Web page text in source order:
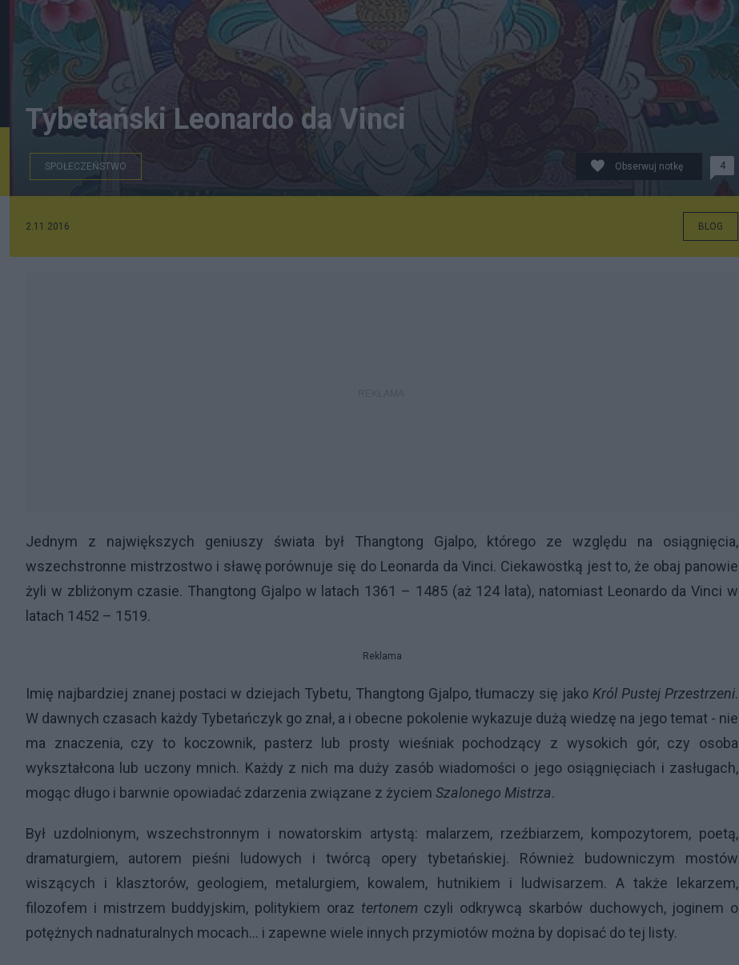
Tybetański Leonardo da Vinci
SPOŁECZEŃSTWO Obserwuj notkę 4
2.11.2016 BLOG
Jednym z największych geniuszy świata był Thangtong Gjalpo, którego ze względu na osiągnięcia,
wszechstronne mistrzostwo i sławę porównuje się do Leonarda da Vinci. Ciekawostką jest to, że obaj panowie
żyli w zbliżonym czasie. Thangtong Gjalpo w latach 1361 – 1485 (aż 124 lata), natomiast Leonardo da Vinci w
latach 1452 – 1519.
Reklama
Imię najbardziej znanej postaci w dziejach Tybetu, Thangtong Gjalpo, tłumaczy się jako Król Pustej Przestrzeni.
W dawnych czasach każdy Tybetańczyk go znał, a i obecne pokolenie wykazuje dużą wiedzę na jego temat - nie
ma znaczenia, czy to koczownik, pasterz lub prosty wieśniak pochodzący z wysokich gór, czy osoba
wykształcona lub uczony mnich. Każdy z nich ma duży zasób wiadomości o jego osiągnięciach i zasługach,
mogąc długo i barwnie opowiadać zdarzenia związane z życiem Szalonego Mistrza.
Był uzdolnionym, wszechstronnym i nowatorskim artystą: malarzem, rzeźbiarzem, kompozytorem, poetą,
dramaturgiem, autorem pieśni ludowych i twórcą opery tybetańskiej. Również budowniczym mostów
wiszących i klasztorów, geologiem, metalurgiem, kowalem, hutnikiem i ludwisarzem. A także lekarzem,
filozofem i mistrzem buddyjskim, politykiem oraz tertonem czyli odkrywcą skarbów duchowych, joginem o
potężnych nadnaturalnych mocach… i zapewne wiele innych przymiotów można by dopisać do tej listy.